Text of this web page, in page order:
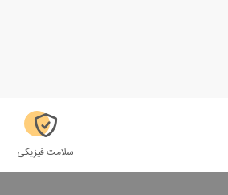
سلامت فیزیکی